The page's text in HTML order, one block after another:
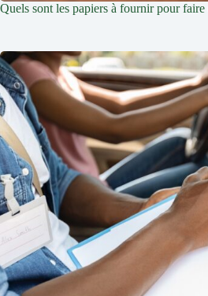
Quels sont les papiers à fournir pour faire